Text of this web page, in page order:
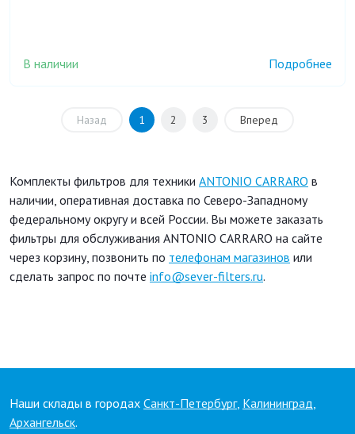
В наличии Подробнее
Назад 1 2 3 Вперед
Комплекты фильтров для техники ANTONIO CARRARO в
наличии, оперативная доставка по Северо-Западному
федеральному округу и всей России. Вы можете заказать
фильтры для обслуживания ANTONIO CARRARO на сайте
через корзину, позвонить по телефонам магазинов или
сделать запрос по почте info@sever-filters.ru.
Наши склады в городах Санкт-Петербург, Калининград,
Архангельск.